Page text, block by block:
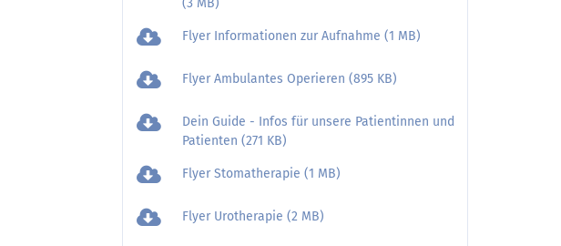
Flyer Informationen zur Aufnahme (1 MB)
Flyer Ambulantes Operieren (895 KB)
Dein Guide - Infos für unsere Patientinnen und
Patienten (271 KB)
Flyer Stomatherapie (1 MB)
Flyer Urotherapie (2 MB)